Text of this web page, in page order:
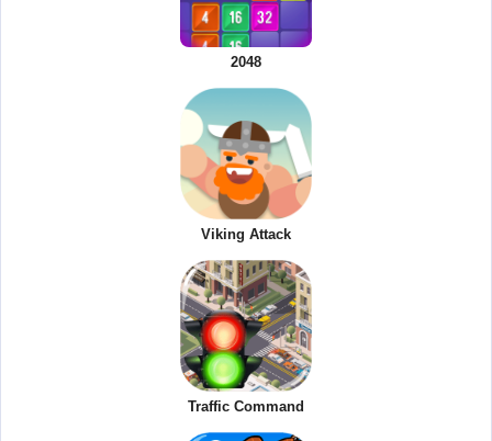
2048
Viking Attack
Traffic Command